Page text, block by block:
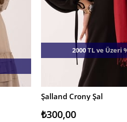
SEPETE EKLE
Şalland Crony Şal
2000 TL ve Üzeri
₺300,00